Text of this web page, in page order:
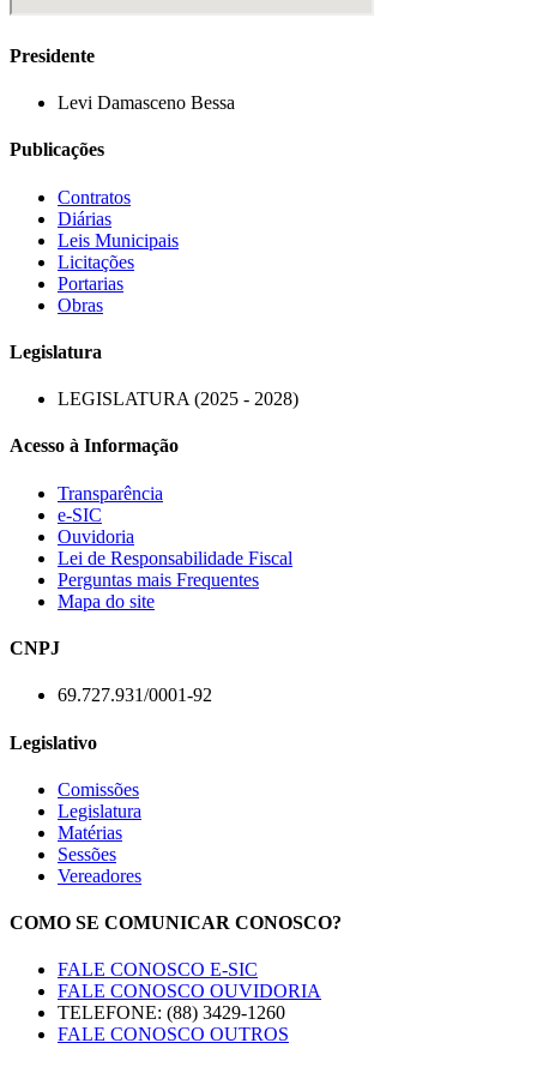
Presidente
Levi Damasceno Bessa
Publicações
Contratos
Diárias
Leis Municipais
Licitações
Portarias
Obras
Legislatura
LEGISLATURA (2025 - 2028)
Acesso à Informação
Transparência
e-SIC
Ouvidoria
Lei de Responsabilidade Fiscal
Perguntas mais Frequentes
Mapa do site
CNPJ
69.727.931/0001-92
Legislativo
Comissões
Legislatura
Matérias
Sessões
Vereadores
COMO SE COMUNICAR CONOSCO?
FALE CONOSCO E-SIC
FALE CONOSCO OUVIDORIA
TELEFONE: (88) 3429-1260
FALE CONOSCO OUTROS